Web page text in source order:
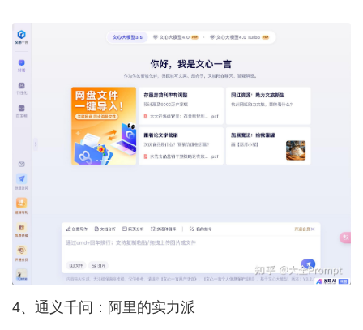
4、通义千问：阿里的实力派